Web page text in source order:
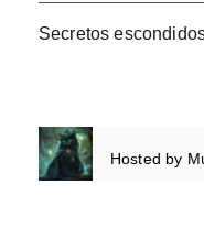
Secretos
Hosted by